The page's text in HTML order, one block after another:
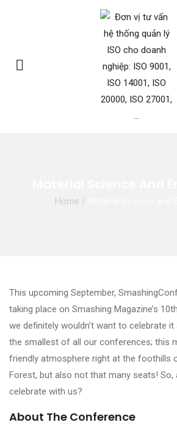
Home /
This upcoming September,
taking place on Smashing Magazine’s
we definitely wouldn’t want to celebrate it
the smallest of all our conferences; this
friendly atmosphere right at the foothills
Forest, but also not that many seats! So,
celebrate with us?
About The Conference